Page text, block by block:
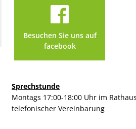
Besuchen Sie uns auf
facebook
Sprechstunde
Montags 17:00-18:00 Uhr im
telefonischer Vereinbarung